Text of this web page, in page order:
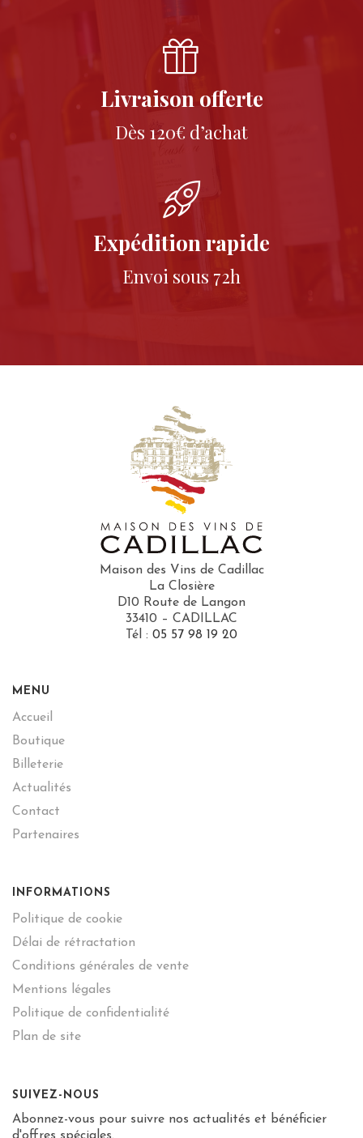
Livraison offerte
Dès 120€ d’achat
Expédition rapide
Envoi sous 72h
Maison des Vins de Cadillac
La Closière
D10 Route de Langon
33410 – CADILLAC
Tél : 05 57 98 19 20
MENU
Accueil
Boutique
Billeterie
Actualités
Contact
Partenaires
INFORMATIONS
Politique de cookie
Délai de rétractation
Conditions générales de vente
Mentions légales
Politique de confidentialité
Plan de site
SUIVEZ-NOUS
Abonnez-vous pour suivre nos actualités et bénéficier